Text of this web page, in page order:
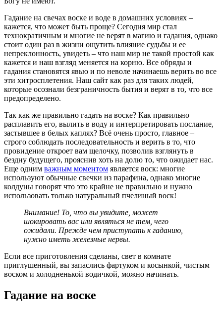
Гадание на свечах воске и воде в домашних условиях –
кажется, что может быть проще? Сегодня мир стал
технократичным и многие не верят в магию и гадания, однако
стоит один раз в жизни ощутить влияние судьбы и ее
непреклонность, увидеть – что наш мир не такой простой как
кажется и наш взгляд меняется на корню. Все обряды и
гадания становятся явью и по неволе начинаешь верить во все
эти хитросплетения. Наш сайт как раз для таких людей,
которые осознали безграничность бытия и верят в то, что все
предопределено.
Так как же правильно гадать на воске? Как правильно
расплавить его, вылить в воду и интерпретировать послание,
застывшее в белых каплях? Всё очень просто, главное –
строго соблюдать последовательность и верить в то, что
провидение откроет вам щелочку, позволив взглянуть в
бездну будущего, прояснив хоть на долю то, что ожидает нас.
Еще одним важным моментом является воск: многие
используют обычные свечки из парафина, однако многие
колдуны говорят что это крайне не правильно и нужно
использовать только натуральный пчелиный воск!
Внимание! То, что вы увидите, может
шокировать вас или являться не тем, чего
ожидали. Прежде чем приступать к гаданию,
нужно иметь железные нервы.
Если все приготовления сделаны, свет в комнате
приглушенный, вы запаслись фартуком и косынкой, чистым
воском и холодненькой водичкой, можно начинать.
Гадание на воске